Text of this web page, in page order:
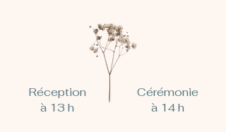
Réception
à 13 h
Cérémonie
à 14 h